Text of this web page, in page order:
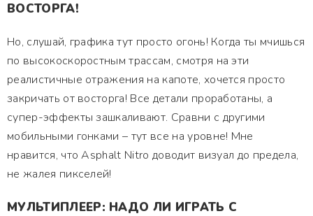
ВОСТОРГА!
Но, слушай, графика тут просто огонь! Когда ты мчишься
по высокоскоростным трассам, смотря на эти
реалистичные отражения на капоте, хочется просто
закричать от восторга! Все детали проработаны, а
супер-эффекты зашкаливают. Сравни с другими
мобильными гонками – тут все на уровне! Мне
нравится, что Asphalt Nitro доводит визуал до предела,
не жалея пикселей!
МУЛЬТИПЛЕЕР: НАДО ЛИ ИГРАТЬ С